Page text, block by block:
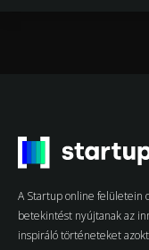
A Startup online felületein
betekintést nyújtanak az
inspiráló történeteket